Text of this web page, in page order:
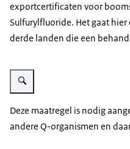
exportcertificaten voor
Sulfurylfluoride. Het gaat
derde landen die een
Vergroot afbeelding Stapel
Deze maatregel is nodig
andere Q-organismen en